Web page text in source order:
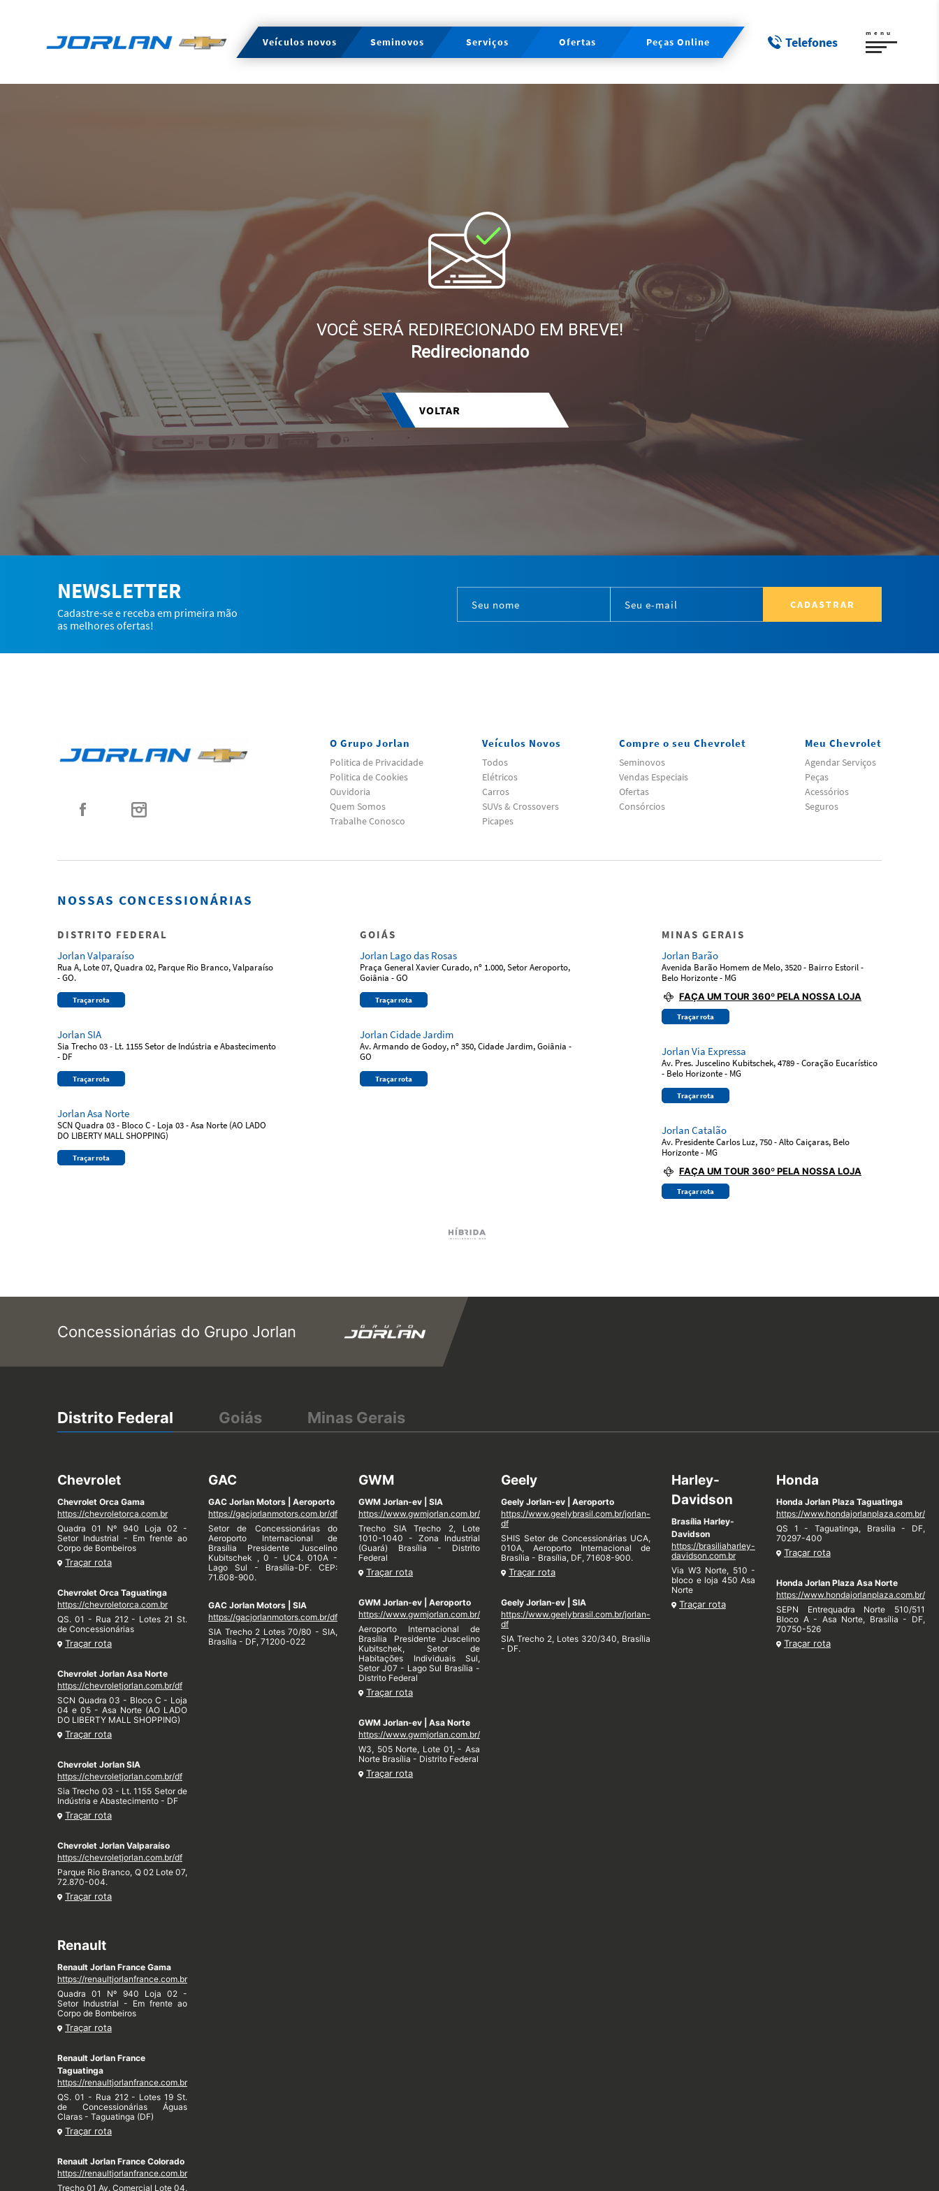
Veículos novos Seminovos Serviços Ofertas Peças Online Telefones
menu
VOCÊ SERÁ REDIRECIONADO EM BREVE!
Redirecionando
VOLTAR
NEWSLETTER
Cadastre-se e receba em primeira mão
as melhores ofertas!
CADASTRAR
O Grupo Jorlan
Politica de Privacidade
Politica de Cookies
Ouvidoria
Quem Somos
Trabalhe Conosco
Veículos Novos
Todos
Elétricos
Carros
SUVs & Crossovers
Picapes
Compre o seu Chevrolet
Seminovos
Vendas Especiais
Ofertas
Consórcios
Meu Chevrolet
Agendar Serviços
Peças
Acessórios
Seguros
NOSSAS CONCESSIONÁRIAS
DISTRITO FEDERAL
Jorlan Valparaíso
Rua A, Lote 07, Quadra 02, Parque Rio Branco, Valparaíso
- GO.
Traçar rota
Jorlan SIA
Sia Trecho 03 - Lt. 1155 Setor de Indústria e Abastecimento
- DF
Traçar rota
Jorlan Asa Norte
SCN Quadra 03 - Bloco C - Loja 03 - Asa Norte (AO LADO
DO LIBERTY MALL SHOPPING)
Traçar rota
GOIÁS
Jorlan Lago das Rosas
Praça General Xavier Curado, nº 1.000, Setor Aeroporto,
Goiânia - GO
Traçar rota
Jorlan Cidade Jardim
Av. Armando de Godoy, nº 350, Cidade Jardim, Goiânia -
GO
Traçar rota
MINAS GERAIS
Jorlan Barão
Avenida Barão Homem de Melo, 3520 - Bairro Estoril -
Belo Horizonte - MG
FAÇA UM TOUR 360º PELA NOSSA LOJA
Traçar rota
Jorlan Via Expressa
Av. Pres. Juscelino Kubitschek, 4789 - Coração Eucarístico
- Belo Horizonte - MG
Traçar rota
Jorlan Catalão
Av. Presidente Carlos Luz, 750 - Alto Caiçaras, Belo
Horizonte - MG
FAÇA UM TOUR 360º PELA NOSSA LOJA
Traçar rota
Concessionárias do Grupo Jorlan
Distrito Federal Goiás Minas Gerais
Chevrolet
Chevrolet Orca Gama
https://chevroletorca.com.br
Quadra 01 Nº 940 Loja 02 -
Setor Industrial - Em frente ao
Corpo de Bombeiros
Traçar rota
Chevrolet Orca Taguatinga
https://chevroletorca.com.br
QS. 01 - Rua 212 - Lotes 21 St.
de Concessionárias
Traçar rota
Chevrolet Jorlan Asa Norte
https://chevroletjorlan.com.br/df
SCN Quadra 03 - Bloco C - Loja
04 e 05 - Asa Norte (AO LADO
DO LIBERTY MALL SHOPPING)
Traçar rota
Chevrolet Jorlan SIA
https://chevroletjorlan.com.br/df
Sia Trecho 03 - Lt. 1155 Setor de
Indústria e Abastecimento - DF
Traçar rota
Chevrolet Jorlan Valparaíso
https://chevroletjorlan.com.br/df
Parque Rio Branco, Q 02 Lote 07,
72.870-004.
Traçar rota
GAC
GAC Jorlan Motors | Aeroporto
https://gacjorlanmotors.com.br/df
Setor de Concessionárias do
Aeroporto Internacional de
Brasília Presidente Juscelino
Kubitschek , 0 - UC4. 010A -
Lago Sul - Brasília-DF. CEP:
71.608-900.
GAC Jorlan Motors | SIA
https://gacjorlanmotors.com.br/df
SIA Trecho 2 Lotes 70/80 - SIA,
Brasília - DF, 71200-022
GWM
GWM Jorlan-ev | SIA
https://www.gwmjorlan.com.br/
Trecho SIA Trecho 2, Lote
1010-1040 - Zona Industrial
(Guará) Brasília - Distrito
Federal
Traçar rota
GWM Jorlan-ev | Aeroporto
https://www.gwmjorlan.com.br/
Aeroporto Internacional de
Brasília Presidente Juscelino
Kubitschek, Setor de
Habitações Individuais Sul,
Setor J07 - Lago Sul Brasília -
Distrito Federal
Traçar rota
GWM Jorlan-ev | Asa Norte
https://www.gwmjorlan.com.br/
W3, 505 Norte, Lote 01, - Asa
Norte Brasília - Distrito Federal
Traçar rota
Geely
Geely Jorlan-ev | Aeroporto
https://www.geelybrasil.com.br/jorlan-
df
SHIS Setor de Concessionárias UCA,
010A, Aeroporto Internacional de
Brasília - Brasília, DF, 71608-900.
Traçar rota
Geely Jorlan-ev | SIA
https://www.geelybrasil.com.br/jorlan-
df
SIA Trecho 2, Lotes 320/340, Brasília
- DF.
Harley-
Davidson
Brasília Harley-
Davidson
https://brasiliaharley-
davidson.com.br
Via W3 Norte, 510 -
bloco e loja 450 Asa
Norte
Traçar rota
Honda
Honda Jorlan Plaza Taguatinga
https://www.hondajorlanplaza.com.br/
QS 1 - Taguatinga, Brasília - DF,
70297-400
Traçar rota
Honda Jorlan Plaza Asa Norte
https://www.hondajorlanplaza.com.br/
SEPN Entrequadra Norte 510/511
Bloco A - Asa Norte, Brasília - DF,
70750-526
Traçar rota
Renault
Renault Jorlan France Gama
https://renaultjorlanfrance.com.br
Quadra 01 Nº 940 Loja 02 -
Setor Industrial - Em frente ao
Corpo de Bombeiros
Traçar rota
Renault Jorlan France
Taguatinga
https://renaultjorlanfrance.com.br
QS. 01 - Rua 212 - Lotes 19 St.
de Concessionárias Águas
Claras - Taguatinga (DF)
Traçar rota
Renault Jorlan France Colorado
https://renaultjorlanfrance.com.br
Trecho 01 Av. Comercial Lote 04,